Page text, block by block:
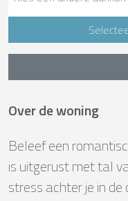
Over de woning
Beleef een
is uitgerust met tal
stress achter je in